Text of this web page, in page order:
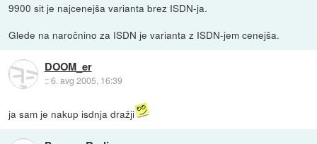
9900 sit je najcenejša varianta brez ISDN-ja.
Glede na naročnino za ISDN je varianta z ISDN-jem cenejša.
DOOM_er
::6. avg 2005, 16:39
ja sam je nakup isdnja dražji